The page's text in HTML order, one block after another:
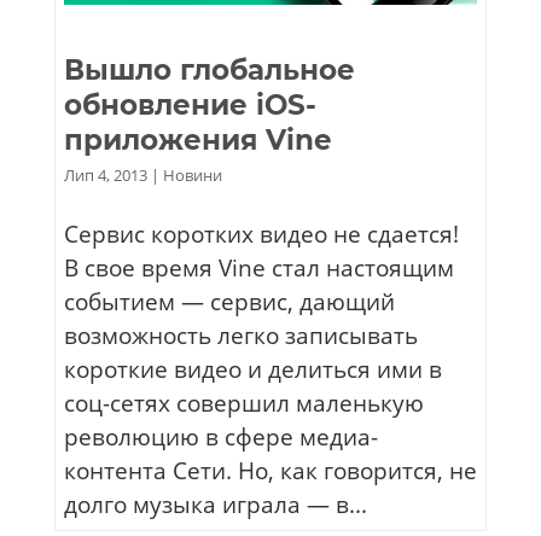
Вышло глобальное
обновление iOS-
приложения Vine
Лип 4, 2013| Новини
Сервис коротких видео не сдается!
В свое время Vine стал настоящим
событием — сервис, дающий
возможность легко записывать
короткие видео и делиться ими в
соц-сетях совершил маленькую
революцию в сфере медиа-
контента Сети. Но, как говорится, не
долго музыка играла — в...